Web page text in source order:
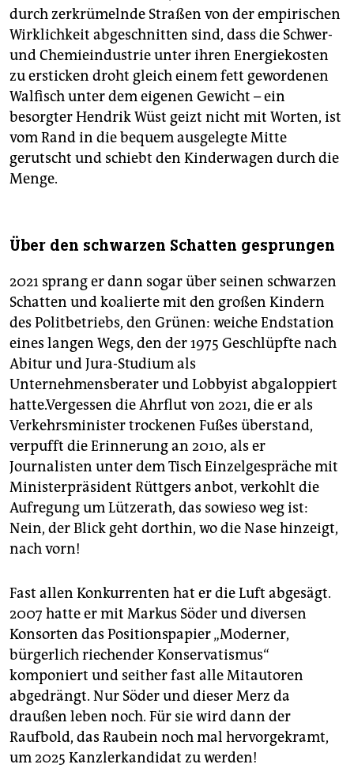
durch zerkrümelnde Straßen von der empirischen
Wirklichkeit abgeschnitten sind, dass die Schwer-
und Chemieindustrie unter ihren Energiekosten
zu ersticken droht gleich einem fett gewordenen
Walfisch unter dem eigenen Gewicht – ein
besorgter Hendrik Wüst geizt nicht mit Worten, ist
vom Rand in die bequem ausgelegte Mitte
gerutscht und schiebt den Kinderwagen durch die
Menge.
Über den schwarzen Schatten gesprungen
2021 sprang er dann sogar über seinen schwarzen
Schatten und koalierte mit den großen Kindern
des Politbetriebs, den Grünen: weiche Endstation
eines langen Wegs, den der 1975 Geschlüpfte nach
Abitur und Jura-Studium als
Unternehmensberater und Lobbyist abgaloppiert
hatte.Vergessen die Ahrflut von 2021, die er als
Verkehrsminister trockenen Fußes überstand,
verpufft die Erinnerung an 2010, als er
Journalisten unter dem Tisch Einzelgespräche mit
Ministerpräsident Rüttgers anbot, verkohlt die
Aufregung um Lützerath, das sowieso weg ist:
Nein, der Blick geht dorthin, wo die Nase hinzeigt,
nach vorn!
Fast allen Konkurrenten hat er die Luft abgesägt.
2007 hatte er mit Markus Söder und diversen
Konsorten das Positionspapier „Moderner,
bürgerlich riechender Konservatismus“
komponiert und seither fast alle Mitautoren
abgedrängt. Nur Söder und dieser Merz da
draußen leben noch. Für sie wird dann der
Raufbold, das Raubein noch mal hervorgekramt,
um 2025 Kanzlerkandidat zu werden!